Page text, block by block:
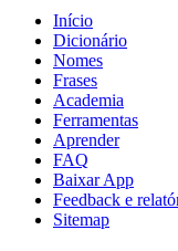
Início
Dicionário
Nomes
Frases
Academia
Ferramentas
Aprender
FAQ
Baixar App
Feedback e
Sitemap